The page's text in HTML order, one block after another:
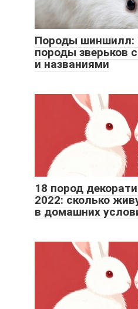
Породы шиншилл:
породы зверьков
и названиями
18 пород
2022: сколько
в домашних